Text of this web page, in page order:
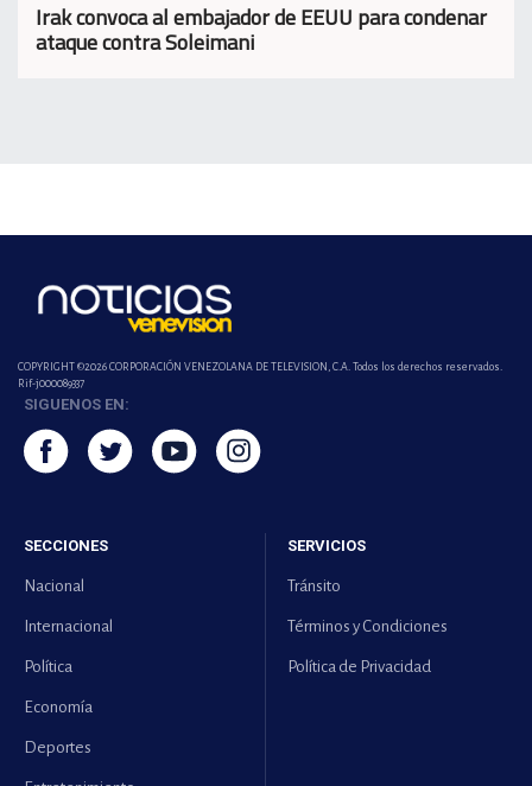
Irak convoca al embajador de EEUU para condenar
ataque contra Soleimani
COPYRIGHT ©2026 CORPORACIÓN VENEZOLANA DE TELEVISION, C.A. Todos los derechos reservados.
Rif-j000089337
SIGUENOS EN:
SECCIONES
Nacional
Internacional
Política
Economía
Deportes
SERVICIOS
Tránsito
Términos y Condiciones
Política de Privacidad